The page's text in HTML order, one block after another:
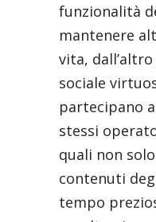
funzionalità
mantenere
vita,
sociale
partecipano
stessi
quali non
contenuti
tempo